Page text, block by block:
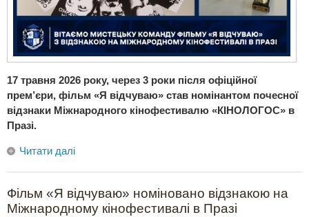
17 травня 2026 року, через 3 роки після офіційної
прем’єри, фільм «Я відчуваю» став номінантом почесної
відзнаки Міжнародного кінофестивалю «КІНОЛОГОС» в
Празі.
Читати далі
Фільм «Я відчуваю» номіновано відзнакою на
Міжнародному кінофестивалі в Празі